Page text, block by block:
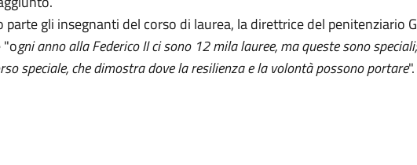
gli insegnanti del corso di laurea, la direttrice del penitenziario
"ogni anno alla Federico II ci sono 12 mila lauree, ma queste sono
speciale, che dimostra dove la resilienza e la volontà possono portare".